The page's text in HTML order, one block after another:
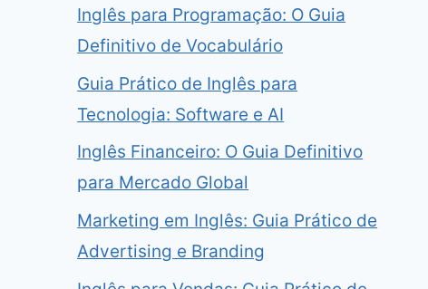
Inglês para Programação: O Guia
Definitivo de Vocabulário
Guia Prático de Inglês para
Tecnologia: Software e AI
Inglês Financeiro: O Guia Definitivo
para Mercado Global
Marketing em Inglês: Guia Prático de
Advertising e Branding